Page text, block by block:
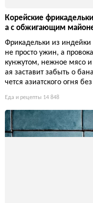
Этот рецепт ломает
де — никаких 12-часовых
т с ярким вкусом. Лосось
ый дуэт, который не
ся всё проще, чем
поклоняться рамену как
ет: иногда лучшее —